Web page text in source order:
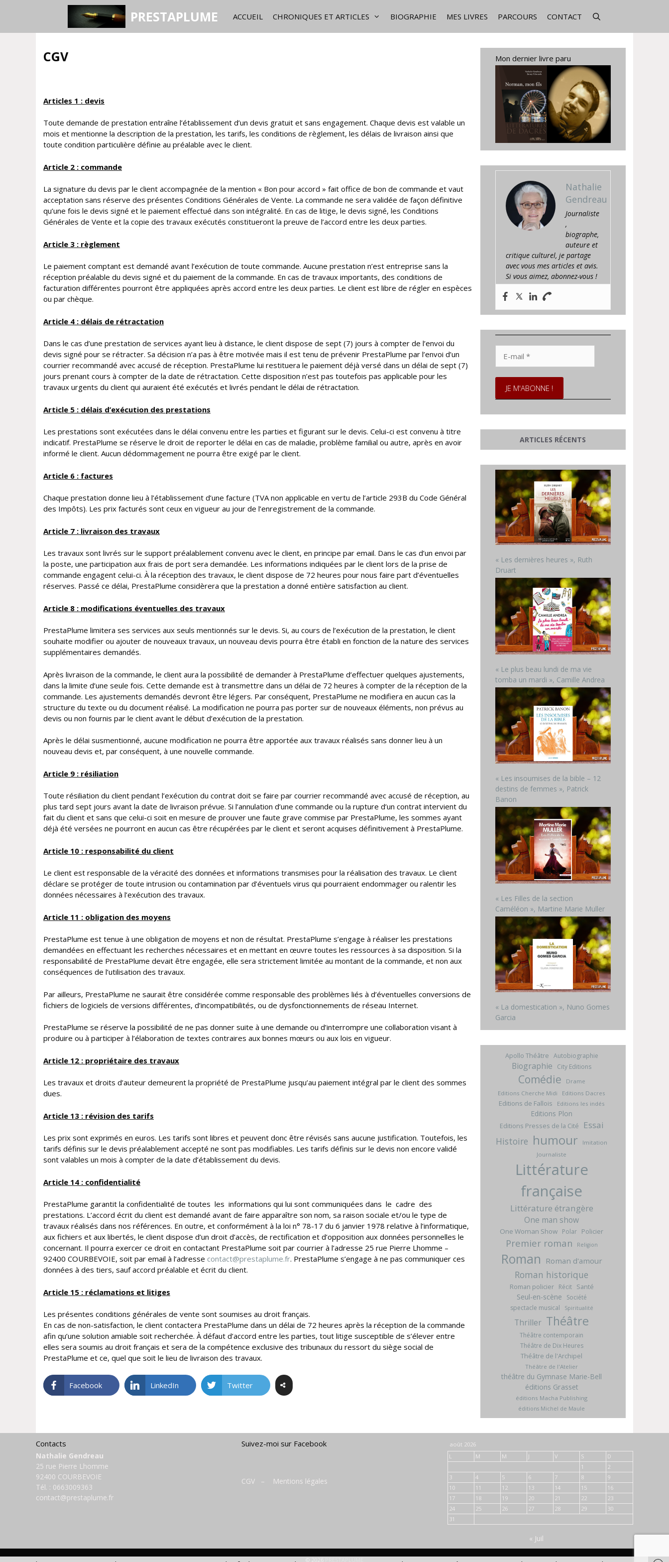
PRESTAPLUME ACCUEIL CHRONIQUES ET ARTICLES BIOGRAPHIE MES LIVRES PARCOURS CONTACT
CGV
Articles 1 : devis
Toute demande de prestation entraîne l’établissement d’un devis gratuit et sans engagement. Chaque devis est valable un
mois et mentionne la description de la prestation, les tarifs, les conditions de règlement, les délais de livraison ainsi que
toute condition particulière définie au préalable avec le client.
Article 2 : commande
La signature du devis par le client accompagnée de la mention « Bon pour accord » fait office de bon de commande et vaut
acceptation sans réserve des présentes Conditions Générales de Vente. La commande ne sera validée de façon définitive
qu’une fois le devis signé et le paiement effectué dans son intégralité. En cas de litige, le devis signé, les Conditions
Générales de Vente et la copie des travaux exécutés constitueront la preuve de l’accord entre les deux parties.
Article 3 : règlement
Le paiement comptant est demandé avant l’exécution de toute commande. Aucune prestation n’est entreprise sans la
réception préalable du devis signé et du paiement de la commande. En cas de travaux importants, des conditions de
facturation différentes pourront être appliquées après accord entre les deux parties. Le client est libre de régler en espèces
ou par chèque.
Article 4 : délais de rétractation
Dans le cas d’une prestation de services ayant lieu à distance, le client dispose de sept (7) jours à compter de l’envoi du
devis signé pour se rétracter. Sa décision n’a pas à être motivée mais il est tenu de prévenir PrestaPlume par l’envoi d’un
courrier recommandé avec accusé de réception. PrestaPlume lui restituera le paiement déjà versé dans un délai de sept (7)
jours prenant cours à compter de la date de rétractation. Cette disposition n’est pas toutefois pas applicable pour les
travaux urgents du client qui auraient été exécutés et livrés pendant le délai de rétractation.
Article 5 : délais d’exécution des prestations
Les prestations sont exécutées dans le délai convenu entre les parties et figurant sur le devis. Celui-ci est convenu à titre
indicatif. PrestaPlume se réserve le droit de reporter le délai en cas de maladie, problème familial ou autre, après en avoir
informé le client. Aucun dédommagement ne pourra être exigé par le client.
Article 6 : factures
Chaque prestation donne lieu à l’établissement d’une facture (TVA non applicable en vertu de l’article 293B du Code Général
des Impôts). Les prix facturés sont ceux en vigueur au jour de l’enregistrement de la commande.
Article 7 : livraison des travaux
Les travaux sont livrés sur le support préalablement convenu avec le client, en principe par email. Dans le cas d’un envoi par
la poste, une participation aux frais de port sera demandée. Les informations indiquées par le client lors de la prise de
commande engagent celui-ci. À la réception des travaux, le client dispose de 72 heures pour nous faire part d’éventuelles
réserves. Passé ce délai, PrestaPlume considèrera que la prestation a donné entière satisfaction au client.
Article 8 : modifications éventuelles des travaux
PrestaPlume limitera ses services aux seuls mentionnés sur le devis. Si, au cours de l’exécution de la prestation, le client
souhaite modifier ou ajouter de nouveaux travaux, un nouveau devis pourra être établi en fonction de la nature des services
supplémentaires demandés.
Après livraison de la commande, le client aura la possibilité de demander à PrestaPlume d’effectuer quelques ajustements,
dans la limite d’une seule fois. Cette demande est à transmettre dans un délai de 72 heures à compter de la réception de la
commande. Les ajustements demandés devront être légers. Par conséquent, PrestaPlume ne modifiera en aucun cas la
structure du texte ou du document réalisé. La modification ne pourra pas porter sur de nouveaux éléments, non prévus au
devis ou non fournis par le client avant le début d’exécution de la prestation.
Après le délai susmentionné, aucune modification ne pourra être apportée aux travaux réalisés sans donner lieu à un
nouveau devis et, par conséquent, à une nouvelle commande.
Article 9 : résiliation
Toute résiliation du client pendant l’exécution du contrat doit se faire par courrier recommandé avec accusé de réception, au
plus tard sept jours avant la date de livraison prévue. Si l’annulation d’une commande ou la rupture d’un contrat intervient du
fait du client et sans que celui-ci soit en mesure de prouver une faute grave commise par PrestaPlume, les sommes ayant
déjà été versées ne pourront en aucun cas être récupérées par le client et seront acquises définitivement à PrestaPlume.
Article 10 : responsabilité du client
Le client est responsable de la véracité des données et informations transmises pour la réalisation des travaux. Le client
déclare se protéger de toute intrusion ou contamination par d’éventuels virus qui pourraient endommager ou ralentir les
données nécessaires à l’exécution des travaux.
Article 11 : obligation des moyens
PrestaPlume est tenue à une obligation de moyens et non de résultat. PrestaPlume s’engage à réaliser les prestations
demandées en effectuant les recherches nécessaires et en mettant en œuvre toutes les ressources à sa disposition. Si la
responsabilité de PrestaPlume devait être engagée, elle sera strictement limitée au montant de la commande, et non aux
conséquences de l’utilisation des travaux.
Par ailleurs, PrestaPlume ne saurait être considérée comme responsable des problèmes liés à d’éventuelles conversions de
fichiers de logiciels de versions différentes, d’incompatibilités, ou de dysfonctionnements de réseau Internet.
PrestaPlume se réserve la possibilité de ne pas donner suite à une demande ou d’interrompre une collaboration visant à
produire ou à participer à l’élaboration de textes contraires aux bonnes mœurs ou aux lois en vigueur.
Article 12 : propriétaire des travaux
Les travaux et droits d’auteur demeurent la propriété de PrestaPlume jusqu’au paiement intégral par le client des sommes
dues.
Article 13 : révision des tarifs
Les prix sont exprimés en euros. Les tarifs sont libres et peuvent donc être révisés sans aucune justification. Toutefois, les
tarifs définis sur le devis préalablement accepté ne sont pas modifiables. Les tarifs définis sur le devis non encore validé
sont valables un mois à compter de la date d’établissement du devis.
Article 14 : confidentialité
PrestaPlume garantit la confidentialité de toutes les informations qui lui sont communiquées dans le cadre des
prestations. L’accord écrit du client est demandé avant de faire apparaître son nom, sa raison sociale et/ou le type de
travaux réalisés dans nos références. En outre, et conformément à la loi n° 78-17 du 6 janvier 1978 relative à l’informatique,
aux fichiers et aux libertés, le client dispose d’un droit d’accès, de rectification et d’opposition aux données personnelles le
concernant. Il pourra exercer ce droit en contactant PrestaPlume soit par courrier à l’adresse 25 rue Pierre Lhomme –
92400 COURBEVOIE, soit par email à l’adresse contact@prestaplume.fr. PrestaPlume s’engage à ne pas communiquer ces
données à des tiers, sauf accord préalable et écrit du client.
Article 15 : réclamations et litiges
Les présentes conditions générales de vente sont soumises au droit français.
En cas de non-satisfaction, le client contactera PrestaPlume dans un délai de 72 heures après la réception de la commande
afin qu’une solution amiable soit recherchée. À défaut d’accord entre les parties, tout litige susceptible de s’élever entre
elles sera soumis au droit français et sera de la compétence exclusive des tribunaux du ressort du siège social de
PrestaPlume et ce, quel que soit le lieu de livraison des travaux.
Facebook LinkedIn Twitter
Mon dernier livre paru
Nathalie
Gendreau
Journaliste
,
biographe,
auteure et
critique culturel, je partage
avec vous mes articles et avis.
Si vous aimez, abonnez-vous !
mail
*
ARTICLES RÉCENTS
« Les dernières heures », Ruth
Druart
« Le plus beau lundi de ma vie
tomba un mardi », Camille Andrea
« Les insoumises de la bible – 12
destins de femmes », Patrick
Banon
« Les Filles de la section
Caméléon », Martine Marie Muller
« La domestication », Nuno Gomes
Garcia
Apollo Théâtre Autobiographie
Biographie City Editions
Comédie
Drame
Editions Cherche Midi
Editions Dacres
Editions de Fallois Editions les indés
Editions Plon
Editions Presses de la Cité Essai
Histoire humour
Imitation
Journaliste
Littérature
française
Littérature étrangère
One man show
One Woman Show Polar Policier
Premier roman Religion
Roman Roman d'amour
Roman historique
Roman policier Récit Santé
Seul-en-scène
Société
spectacle musical
Spiritualité
Thriller Théâtre
Théâtre contemporain
Théâtre de Dix Heures
Théâtre de l'Archipel
Théâtre de l'Atelier
théâtre du Gymnase Marie-Bell
éditions Grasset
éditions Macha Publishing
éditions Michel de Maule
Contacts
Nathalie Gendreau
25 rue Pierre Lhomme
92400 COURBEVOIE
Tél. : 0663009363
contact@prestaplume.fr
Suivez-moi sur Facebook
CGV – Mentions légales
août 2026
L
M M J V S
D
1
2
3
4 5 6 7 8
9
10
11 12 13 14 15
16
17
18 19 20 21 22
23
24
25 26 27 28 29
30
31
« Juil